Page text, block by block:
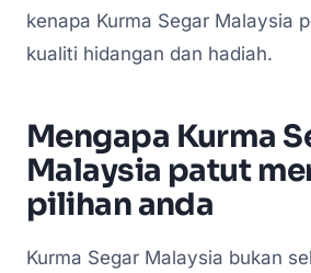
kenapa Kurma Segar Malaysia
kualiti hidangan dan hadiah.
Mengapa Kurma
Malaysia patut
pilihan anda
Kurma Segar Malaysia bukan